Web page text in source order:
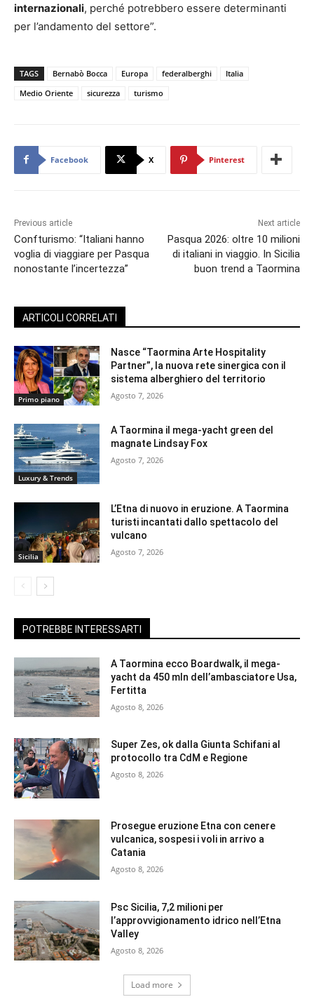
internazionali, perché potrebbero essere determinanti
per l’andamento del settore”.
TAGS Bernabò Bocca Europa federalberghi
Italia
Medio Oriente
sicurezza turismo
Facebook X Pinterest
Previous article
Confturismo: “Italiani hanno
voglia di viaggiare per Pasqua
nonostante l’incertezza”
Next article
Pasqua 2026: oltre 10 milioni
di italiani in viaggio. In Sicilia
buon trend a Taormina
ARTICOLI CORRELATI
Primo piano
Nasce “Taormina Arte Hospitality
Partner”, la nuova rete sinergica con il
sistema alberghiero del territorio
Agosto 7, 2026
Luxury & Trends
A Taormina il mega-yacht green del
magnate Lindsay Fox
Agosto 7, 2026
Sicilia
L’Etna di nuovo in eruzione. A Taormina
turisti incantati dallo spettacolo del
vulcano
Agosto 7, 2026
POTREBBE INTERESSARTI
A Taormina ecco Boardwalk, il mega-
yacht da 450 mln dell’ambasciatore Usa,
Fertitta
Agosto 8, 2026
Super Zes, ok dalla Giunta Schifani al
protocollo tra CdM e Regione
Agosto 8, 2026
Prosegue eruzione Etna con cenere
vulcanica, sospesi i voli in arrivo a
Catania
Agosto 8, 2026
Psc Sicilia, 7,2 milioni per
l’approvvigionamento idrico nell’Etna
Valley
Agosto 8, 2026
Load more